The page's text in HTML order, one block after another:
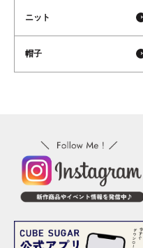
ニット
帽子